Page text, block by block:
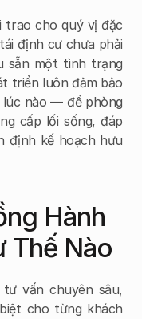
cho quý vị đặc
định cư chưa phải
sẵn một tình trạng
triển luôn đảm bảo
nào — đề phòng
cấp lối sống, đáp
định kế hoạch hưu
Hành
Thế Nào
vấn chuyên sâu,
cho từng khách